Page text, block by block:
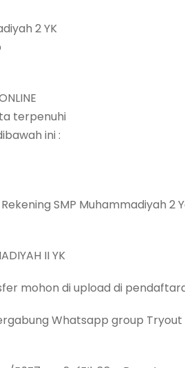
2 YK
terpenuhi
ini :
SMP Muhammadiyah 2
II YK
mohon di upload di
Whatsapp group